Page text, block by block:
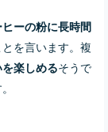
ヒーの粉に長時間
を言います。複
楽しめるそうで